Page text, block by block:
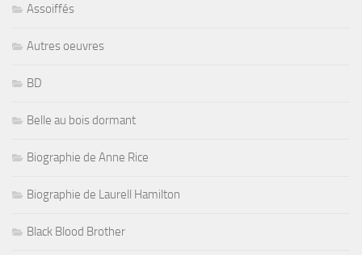
Assoiffés
Autres oeuvres
BD
Belle au bois dormant
Biographie de Anne Rice
Biographie de Laurell Hamilton
Black Blood Brother